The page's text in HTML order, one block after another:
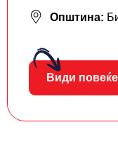
Општина:
Види повеќе